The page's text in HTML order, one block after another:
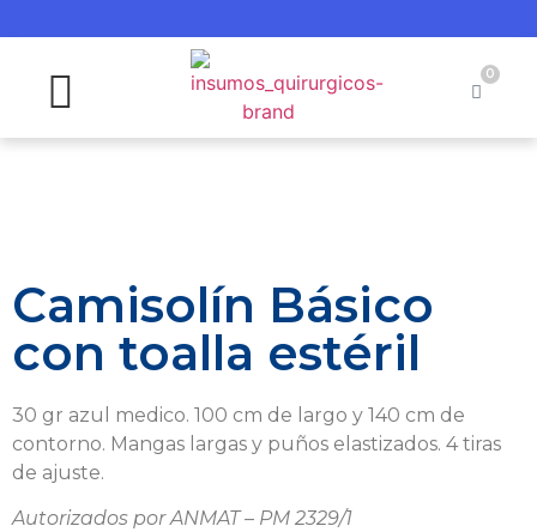
0
Camisolín Básico
con toalla estéril
30 gr azul medico. 100 cm de largo y 140 cm de
contorno. Mangas largas y puños elastizados. 4 tiras
de ajuste.
Autorizados por ANMAT – PM 2329/1